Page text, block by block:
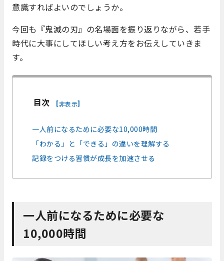
意識すればよいのでしょうか。
今回も『鬼滅の刃』の名場面を振り返りながら、若手
時代に大事にしてほしい考え方をお伝えしていきま
す。
目次 [非表示]
一人前になるために必要な10,000時間
「わかる」と「できる」の違いを理解する
記録をつける習慣が成長を加速させる
一人前になるために必要な
10,000時間